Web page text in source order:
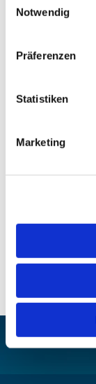
Notwendig
Präferenzen
Statistiken
Marketing